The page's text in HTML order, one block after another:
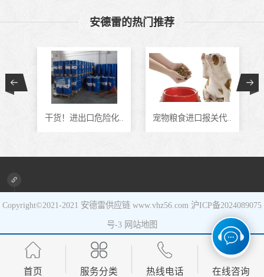
安德雷的热门推荐
干货！进出口危险化.. 宠物粮食进口报关代..
Copyright©2021-2021 安德雷供应链 www.vhz56.com 沪ICP备2024089075
号-3 网站地图
首页 服务分类 热线电话 在线咨询